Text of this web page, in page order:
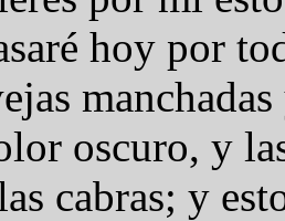
hoy por
oscuro, y
cabras; y